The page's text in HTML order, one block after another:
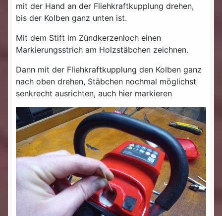
mit der Hand an der Fliehkraftkupplung drehen,
bis der Kolben ganz unten ist.
Mit dem Stift im Zündkerzenloch einen
Markierungsstrich am Holzstäbchen zeichnen.
Dann mit der Fliehkraftkupplung den Kolben ganz
nach oben drehen, Stäbchen nochmal möglichst
senkrecht ausrichten, auch hier markieren